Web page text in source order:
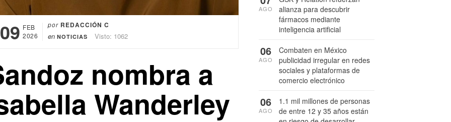
09 FEB
2026
por REDACCIÓN C
en NOTICIAS Visto: 1062
nombra a
Wanderley
alianza para descubrir
fármacos mediante
inteligencia artificial
AGO
Combaten en México
publicidad irregular en redes
sociales y plataformas de
comercio electrónico
06
AGO
1.1 mil millones de personas
de entre 12 y 35 años están
06
AGO